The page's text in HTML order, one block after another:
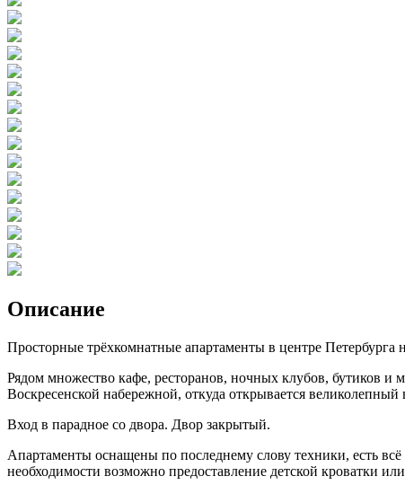
Описание
Просторные трёхкомнатные апартаменты в центре
Рядом множество кафе, ресторанов, ночных клубов, бутиков
Воскресенской набережной, откуда открывается великолепный
Вход в парадное со двора. Двор закрытый.
Апартаменты оснащены по последнему слову техники, есть
необходимости возможно предоставление детской кроватки